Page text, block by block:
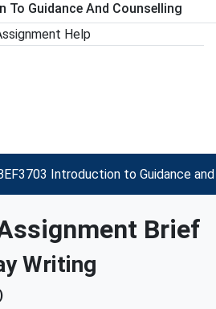
To Guidance And Counselling
Help
Introduction to Guidance
Brief
Writing